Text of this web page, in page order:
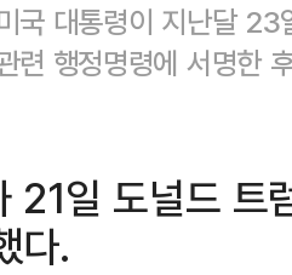
국 대통령이 지난달
련 행정명령에 서명한
21일 도널드 트
다.